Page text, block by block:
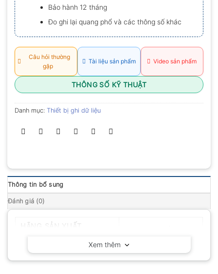
Bảo hành 12 tháng
Đo ghi lại quang phổ và các thông số khác
Câu hỏi thường
gặp
Tài liệu sản phẩm Video sản phẩm
THÔNG SỐ KỸ THUẬT
Danh mục: Thiết bị ghi dữ liệu
Thông tin bổ sung
Đánh giá (0)
Xem thêm